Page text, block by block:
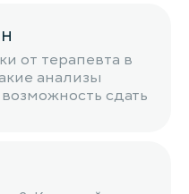
от терапевта в
анализы
сдать